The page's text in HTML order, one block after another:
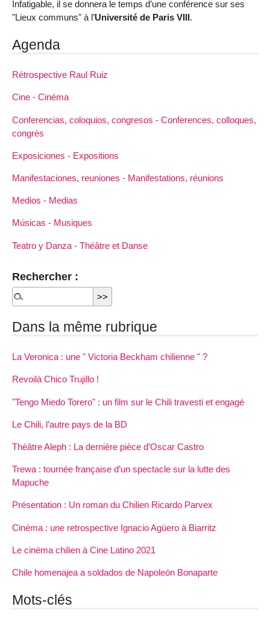
Infatigable, il se donnera le temps d’une conférence sur ses
"Lieux communs" à l’Université de Paris VIII.
Agenda
Rétrospective Raul Ruiz
Cine - Cinéma
Conferencias, coloquios, congresos - Conferences, colloques,
congrès
Exposiciones - Expositions
Manifestaciones, reuniones - Manifestations, réunions
Medios - Medias
Músicas - Musiques
Teatro y Danza - Théâtre et Danse
Rechercher :
Dans la même rubrique
La Veronica : une " Victoria Beckham chilienne " ?
Revoilà Chico Trujillo !
"Tengo Miedo Torero" : un film sur le Chili travesti et engagé
Le Chili, l’autre pays de la BD
Théâtre Aleph : La dernière pièce d’Oscar Castro
Trewa : tournée française d’un spectacle sur la lutte des
Mapuche
Présentation : Un roman du Chilien Ricardo Parvex
Cinéma : une retrospective Ignacio Agüero à Biarritz
Le cinéma chilien à Cine Latino 2021
Chile homenajea a soldados de Napoleón Bonaparte
Mots-clés